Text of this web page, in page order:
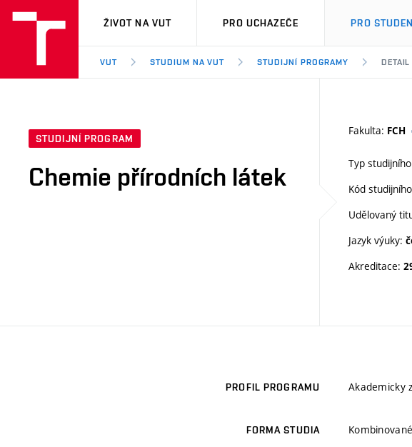
VUT
ŽIVOT NA VUT PRO UCHAZEČE PRO
VUT STUDIUM NA VUT STUDIJNÍ PROGRAMY DETAIL
STUDIJNÍ PROGRAM
Chemie přírodních látek
Fakulta: FCH
Typ
Kód
Udělovaný
Jazyk výuky:
Akreditace:
PROFIL PROGRAMU Akademicky
FORMA STUDIA